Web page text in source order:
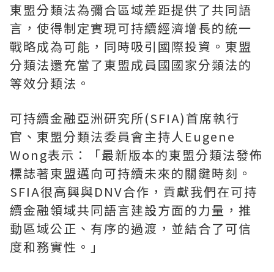
東盟分類法為彌合區域差距提供了共同語
言，使得制定實現可持續經濟增長的統一
戰略成為可能，同時吸引國際投資。東盟
分類法還充當了東盟成員國國家分類法的
等效分類法。
可持續金融亞洲研究所(SFIA)首席執行
官、東盟分類法委員會主持人Eugene
Wong表示：「最新版本的東盟分類法發佈
標誌著東盟邁向可持續未來的關鍵時刻。
SFIA很高興與DNV合作，貢獻我們在可持
續金融領域共同語言建設方面的力量，推
動區域公正、有序的過渡，並結合了可信
度和務實性。」